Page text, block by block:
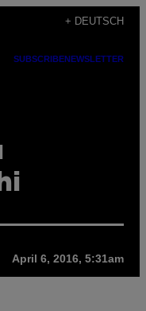
+ DEUTSCH
SUBSCRIBENEWSLETTER
April 6, 2016, 5:31am